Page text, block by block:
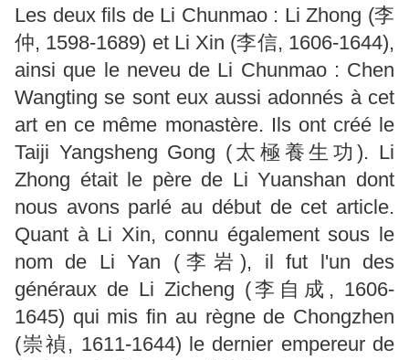
Les deux fils de Li Chunmao : Li Zhong (李
仲, 1598-1689) et Li Xin (李信, 1606-1644),
ainsi que le neveu de Li Chunmao : Chen
Wangting se sont eux aussi adonnés à cet
art en ce même monastère. Ils ont créé le
Taiji Yangsheng Gong (太極養生功). Li
Zhong était le père de Li Yuanshan dont
nous avons parlé au début de cet article.
Quant à Li Xin, connu également sous le
nom de Li Yan (李岩), il fut l'un des
généraux de Li Zicheng (李自成, 1606-
1645) qui mis fin au règne de Chongzhen
(崇禎, 1611-1644) le dernier empereur de